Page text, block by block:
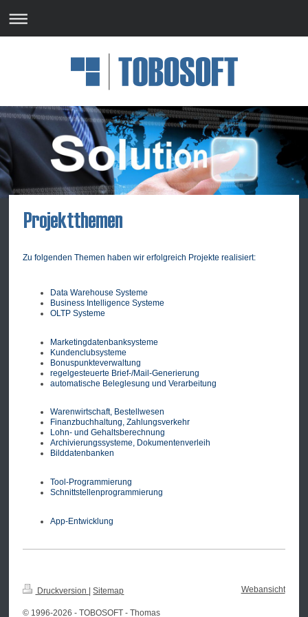
Zu folgenden Themen haben wir erfolgreich Projekte realisiert:
Data Warehouse Systeme
Business Intelligence Systeme
OLTP Systeme
Marketingdatenbanksysteme
Kundenclubsysteme
Bonuspunkteverwaltung
regelgesteuerte Brief-/Mail-Generierung
automatische Beleglesung und Verarbeitung
Warenwirtschaft, Bestellwesen
Finanzbuchhaltung, Zahlungsverkehr
Lohn- und Gehaltsberechnung
Archivierungssysteme, Dokumentenverleih
Bilddatenbanken
Tool-Programmierung
Schnittstellenprogrammierung
App-Entwicklung
Druckversion | Sitemap
© 1996-2026 - TOBOSOFT - Thomas
Webansicht